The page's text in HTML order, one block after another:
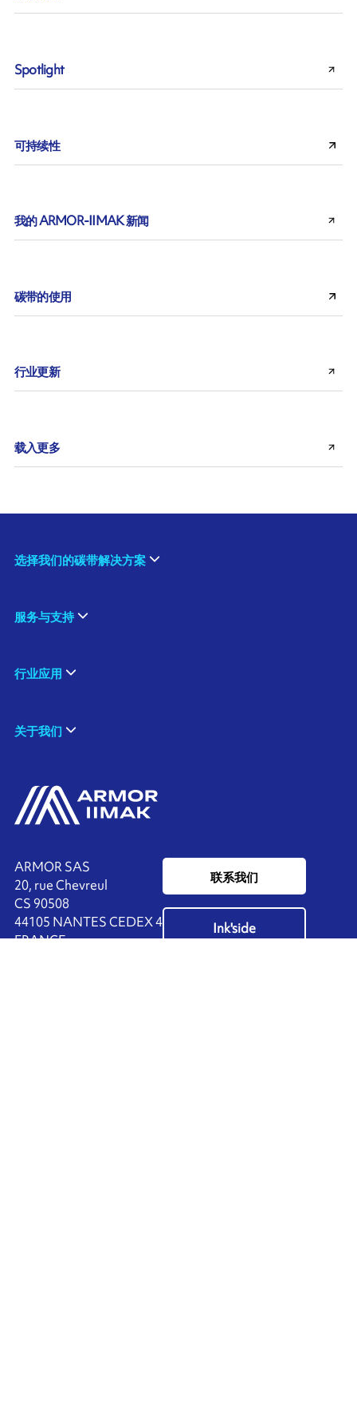
Spotlight
可持续性
我的 ARMOR-IIMAK 新闻
碳带的使用
行业更新
载入更多
ARMOR SAS
20, rue Chevreul
CS 90508
44105 NANTES CEDEX 4
FRANCE
联系我们
Ink'side
选择我们的碳带解决方案
服务与支持
行业应用
关于我们